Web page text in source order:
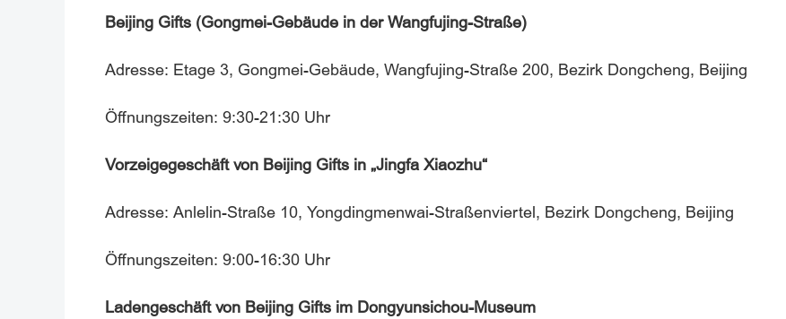
Beijing Gifts (Gongmei-Gebäude in der Wangfujing-Straße)
Adresse: Etage 3, Gongmei-Gebäude, Wangfujing-Straße 200, Bezirk Dongcheng, Beijing
Öffnungszeiten: 9:30-21:30 Uhr
Vorzeigegeschäft von Beijing Gifts in „Jingfa Xiaozhu“
Adresse: Anlelin-Straße 10, Yongdingmenwai-Straßenviertel, Bezirk Dongcheng, Beijing
Öffnungszeiten: 9:00-16:30 Uhr
Ladengeschäft von Beijing Gifts im Dongyunsichou-Museum